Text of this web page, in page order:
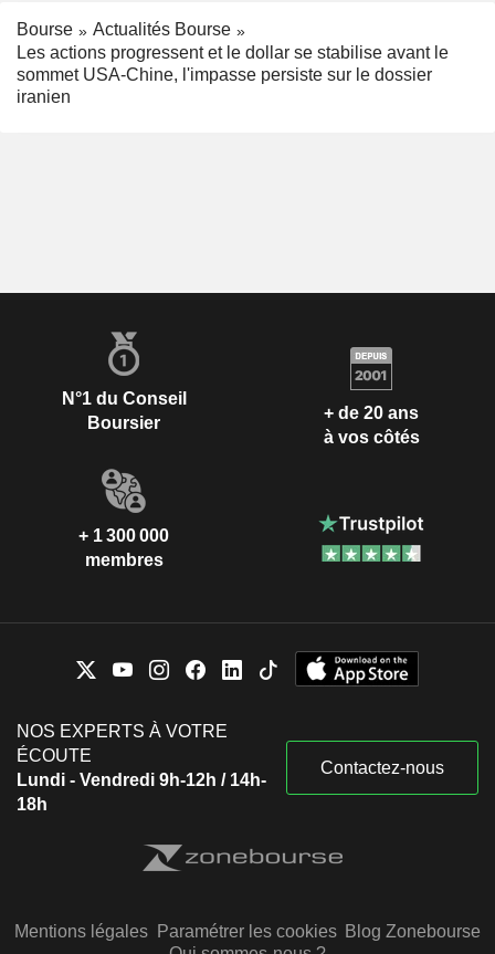
Bourse
Actualités Bourse
Les actions progressent et le dollar se stabilise avant le
sommet USA-Chine, l'impasse persiste sur le dossier
iranien
N°1 du Conseil
Boursier
+ de 20 ans
à vos côtés
+ 1 300 000
membres
NOS EXPERTS À VOTRE
ÉCOUTE
Lundi - Vendredi 9h-12h / 14h-
18h
Contactez-nous
Mentions légales Paramétrer les cookies Blog Zonebourse